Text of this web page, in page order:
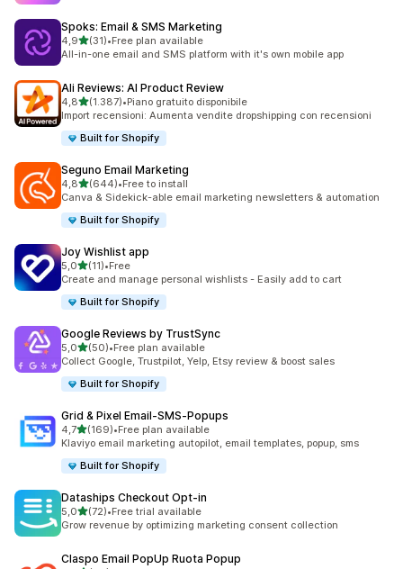
Spoks: Email & SMS Marketing
4,9stelle su 5
(31)
31 recensioni totali
•Free plan available
All-in-one email and SMS platform with it's own mobile app
Ali Reviews: AI Product Review
4,8stelle su 5
(1.387)
1387 recensioni totali
•Piano gratuito disponibile
Import recensioni: Aumenta vendite dropshipping con recensioni
Built for Shopify
Seguno Email Marketing
4,8stelle su 5
(644)
644 recensioni totali
•Free to install
Canva & Sidekick-able email marketing newsletters & automation
Built for Shopify
Joy Wishlist app
5,0stelle su 5
(11)
11 recensioni totali
•Free
Create and manage personal wishlists - Easily add to cart
Built for Shopify
Google Reviews by TrustSync
5,0stelle su 5
(50)
50 recensioni totali
•Free plan available
Collect Google, Trustpilot, Yelp, Etsy review & boost sales
Built for Shopify
Grid & Pixel Email‑SMS‑Popups
4,7stelle su 5
(169)
169 recensioni totali
•Free plan available
Klaviyo email marketing autopilot, email templates, popup, sms
Built for Shopify
Dataships Checkout Opt‑in
5,0stelle su 5
(72)
72 recensioni totali
•Free trial available
Grow revenue by optimizing marketing consent collection
Claspo Email PopUp Ruota Popup